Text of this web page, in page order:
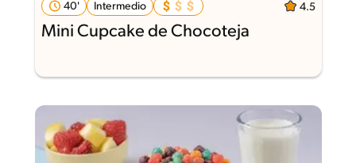
40' Intermedio 4.5
Mini Cupcake de Chocoteja